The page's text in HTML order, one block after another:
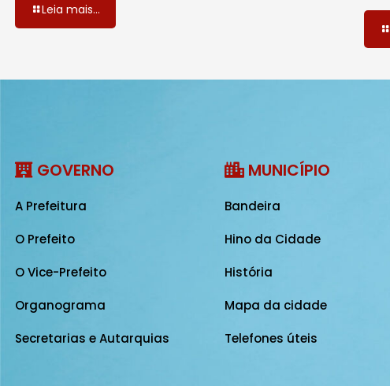
Leia mais...
GOVERNO
A Prefeitura
O Prefeito
O Vice-Prefeito
Organograma
Secretarias e Autarquias
MUNICÍPIO
Bandeira
Hino da Cidade
História
Mapa da cidade
Telefones úteis